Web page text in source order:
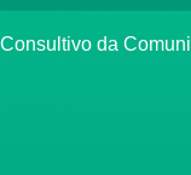
Consultivo da